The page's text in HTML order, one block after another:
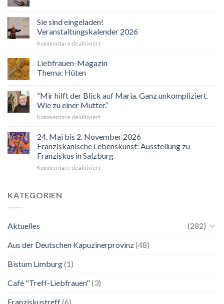
Sie sind eingeladen!
Veranstaltungskalender 2026
Kommentare deaktiviertfür
sind
Liebfrauen-Magazin
Thema: Hüten
“Mir hilft der Blick auf Maria. Ganz unkompliziert.
Wie zu einer Mutter.”
Kommentare deaktiviertfür
hilft
Blick
auf
Maria.
24. Mai bis 2. November 2026
Franziskanische Lebenskunst: Ausstellung zu
Franziskus in Salzburg
Kommentare deaktiviertfür
Ausstellung
KATEGORIEN
Aktuelles
(282)
Aus der Deutschen Kapuzinerprovinz(48)
Bistum Limburg(1)
Café "Treff-Liebfrauen"(3)
Franziskustreff(6)